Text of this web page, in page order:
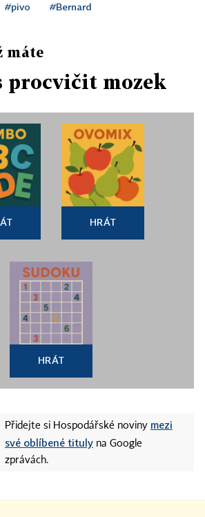
#pivo #Bernard
máte
procvičit mozek
HRÁT
HRÁT
Přidejte si Hospodářské noviny mezi
své oblíbené tituly na Google
zprávách.